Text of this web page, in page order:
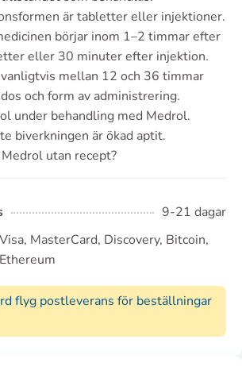
är tabletter eller injektioner.
börjar inom 1–2 timmar efter
eller 30 minuter efter injektion.
mellan 12 och 36 timmar
och form av administrering.
under behandling med Medrol.
biverkningen är ökad aptit.
utan recept?
9-21 dagar
Visa, MasterCard, Discovery, Bitcoin,
Ethereum
flyg postleverans för beställningar